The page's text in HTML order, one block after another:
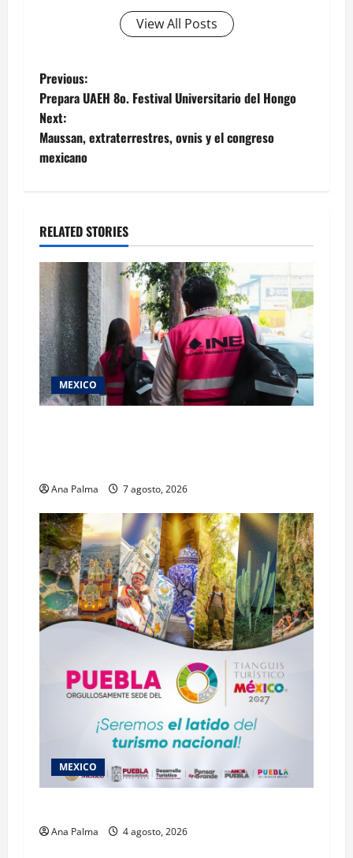
View All Posts
Post
navigation
Previous:
Prepara UAEH 8o. Festival Universitario del Hongo
Next:
Maussan, extraterrestres, ovnis y el congreso
mexicano
RELATED STORIES
MEXICO
Ana Palma 7 agosto, 2026
MEXICO
Ana Palma 4 agosto, 2026
MEXICO